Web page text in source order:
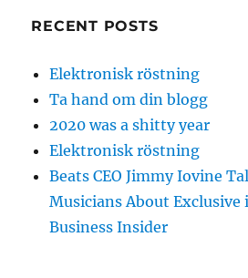
RECENT POSTS
Elektronisk röstning
Ta hand om din blogg
2020 was a shitty year
Elektronisk röstning
Beats CEO Jimmy Iovine
Musicians About Exclusive
Business Insider